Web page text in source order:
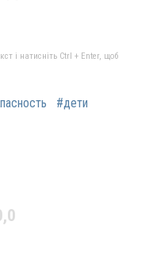
і натисніть Ctrl + Enter, щоб
#дети